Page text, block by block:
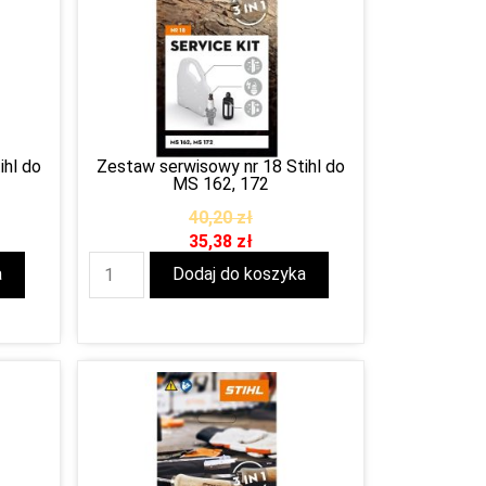
do
Zestaw serwisowy nr 18 Stihl do
MS 162, 172
40,20zł
35,38 zł
Dodaj do koszyka